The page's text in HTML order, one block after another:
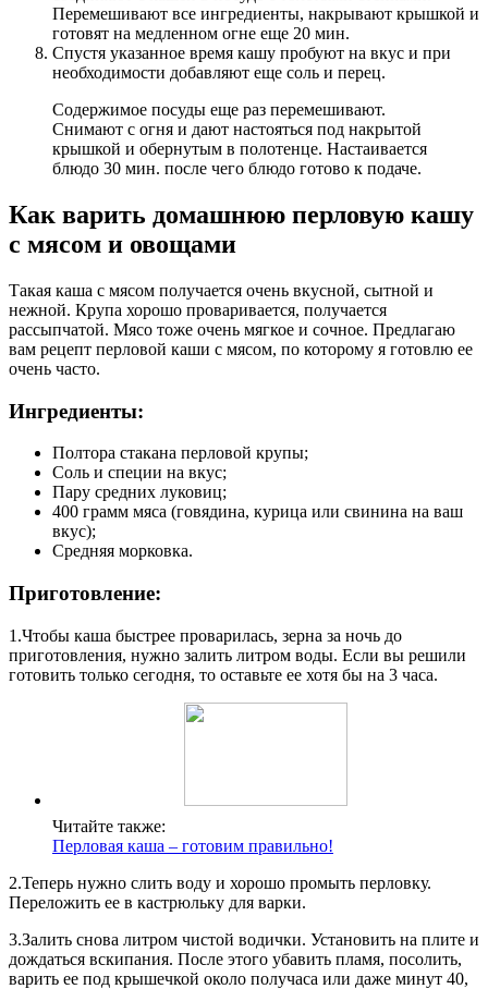
Перемешивают все ингредиенты, накрывают крышкой и
готовят на медленном огне еще 20 мин.
Спустя указанное время кашу пробуют на вкус и при
необходимости добавляют еще соль и перец.
Содержимое посуды еще раз перемешивают.
Снимают с огня и дают настояться под накрытой
крышкой и обернутым в полотенце. Настаивается
блюдо 30 мин. после чего блюдо готово к подаче.
Как варить домашнюю перловую кашу
с мясом и овощами
Такая каша с мясом получается очень вкусной, сытной и
нежной. Крупа хорошо проваривается, получается
рассыпчатой. Мясо тоже очень мягкое и сочное. Предлагаю
вам рецепт перловой каши с мясом, по которому я готовлю ее
очень часто.
Ингредиенты:
Полтора стакана перловой крупы;
Соль и специи на вкус;
Пару средних луковиц;
400 грамм мяса (говядина, курица или свинина на ваш
вкус);
Средняя морковка.
Приготовление:
1.Чтобы каша быстрее проварилась, зерна за ночь до
приготовления, нужно залить литром воды. Если вы решили
готовить только сегодня, то оставьте ее хотя бы на 3 часа.
Читайте также:
Перловая каша – готовим правильно!
2.Теперь нужно слить воду и хорошо промыть перловку.
Переложить ее в кастрюльку для варки.
3.Залить снова литром чистой водички. Установить на плите и
дождаться вскипания. После этого убавить пламя, посолить,
варить ее под крышечкой около получаса или даже минут 40,